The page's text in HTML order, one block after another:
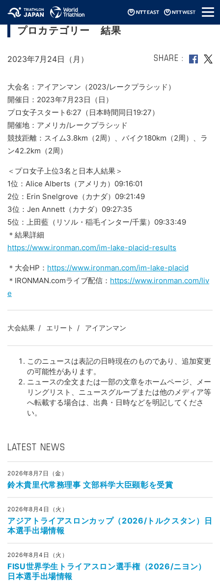
メ
ニ
アイアンマン（2023/レークプラシッド）
プロカテゴリー 結果
2023年7月24日（月） SHARE
大会名：アイアンマン（2023/レークプラシッド）
開催日：2023年7月23日（日）
プロ女子スタート6:27（日本時間同日19:27）
開催地：アメリカ/レークプラシッド
競技距離：スイム3.8km（2周）、バイク180km（2周）、ラ
ン42.2km（2周）
＜プロ女子上位3名と日本人結果＞
1位：Alice Alberts（アメリカ）09:16:01
2位：Erin Snelgrove（カナダ）09:21:49
3位：Jen Annett（カナダ）09:27:35
5位：上田藍（リソル・稲毛インター/千葉）09:33:49
＊結果詳細
https://www.ironman.com/im-lake-placid-results
＊大会HP： https://www.ironman.com/im-lake-placid
＊IRONMAN.comライブ配信： https://www.ironman.com/liv
e
大会結果 エリート アイアンマン
このニュースは表記の日時現在のものであり、追加変更
の可能性があります。
ニュースの全文または一部の文章をホームページ、メー
リングリスト、ニュースグループまたは他のメディア等
へ転載する場合は、出典・日時などを明記してくださ
い。
LATEST NEWS
2026年8月7日（金）
鈴木貴里代常務理事 文部科学大臣顕彰を受賞
2026年8月4日（火）
アジアトライアスロンカップ（2026/トルクスタン）日
本選手出場情報
2026年8月4日（火）
FISU世界学生トライアスロン選手権（2026/ニヨン）
日本選手出場情報